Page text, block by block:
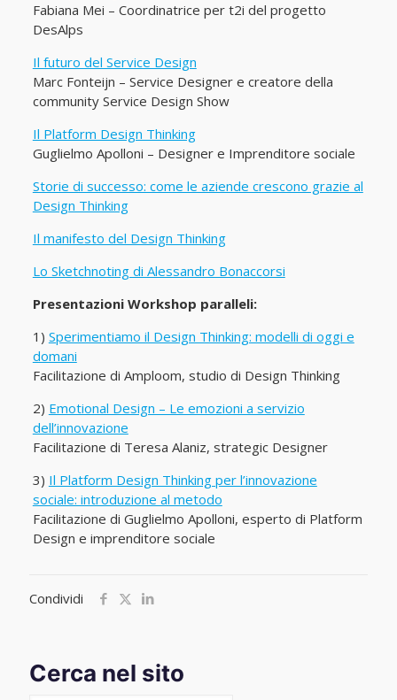
Fabiana Mei – Coordinatrice per t2i del progetto
DesAlps
Il futuro del Service Design
Marc Fonteijn – Service Designer e creatore della
community Service Design Show
Il Platform Design Thinking
Guglielmo Apolloni – Designer e Imprenditore sociale
Storie di successo: come le aziende crescono grazie al
Design Thinking
Il manifesto del Design Thinking
Lo Sketchnoting di Alessandro Bonaccorsi
Presentazioni Workshop paralleli:
1) Sperimentiamo il Design Thinking: modelli di oggi e
domani
Facilitazione di Amploom, studio di Design Thinking
2) Emotional Design – Le emozioni a servizio
dell’innovazione
Facilitazione di Teresa Alaniz, strategic Designer
3) Il Platform Design Thinking per l’innovazione
sociale: introduzione al metodo
Facilitazione di Guglielmo Apolloni, esperto di Platform
Design e imprenditore sociale
Condividi
Cerca nel sito